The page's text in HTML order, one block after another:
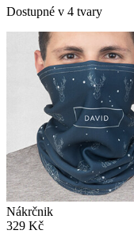
Dostupné v 4 tvary
Nákrčnik
329 Kč